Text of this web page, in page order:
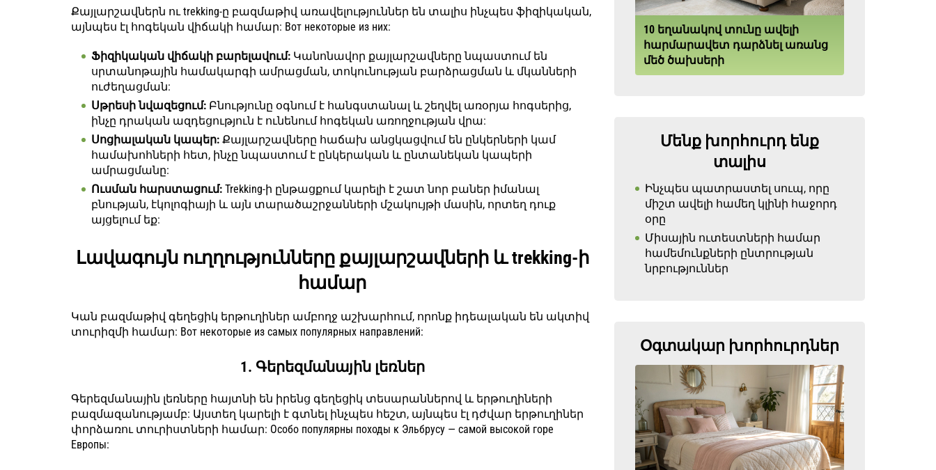
Քայլարշավներն ու trekking-ը բազմաթիվ առավելություններ են տալիս ինչպես ֆիզիկական,
այնպես էլ հոգեկան վիճակի համար: Вот некоторые из них:
Ֆիզիկական վիճակի բարելավում: Կանոնավոր քայլարշավները նպաստում են
սրտանոթային համակարգի ամրացման, տոկունության բարձրացման և մկանների
ուժեղացման:
Սթրեսի նվազեցում: Բնությունը օգնում է հանգստանալ և շեղվել առօրյա հոգսերից,
ինչը դրական ազդեցություն է ունենում հոգեկան առողջության վրա:
Սոցիալական կապեր: Քայլարշավները հաճախ անցկացվում են ընկերների կամ
համախոհների հետ, ինչը նպաստում է ընկերական և ընտանեկան կապերի
ամրացմանը:
Ուսման հարստացում: Trekking-ի ընթացքում կարելի է շատ նոր բաներ իմանալ
բնության, էկոլոգիայի և այն տարածաշրջանների մշակույթի մասին, որտեղ դուք
այցելում եք:
Լավագույն ուղղությունները քայլարշավների և trekking-ի
համար
Կան բազմաթիվ գեղեցիկ երթուղիներ ամբողջ աշխարհում, որոնք իդեալական են ակտիվ
տուրիզմի համար: Вот некоторые из самых популярных направлений:
1. Գերեզմանային լեռներ
Գերեզմանային լեռները հայտնի են իրենց գեղեցիկ տեսարաններով և երթուղիների
բազմազանությամբ: Այստեղ կարելի է գտնել ինչպես հեշտ, այնպես էլ դժվար երթուղիներ
փորձառու տուրիստների համար: Особо популярны походы к Эльбрусу — самой высокой горе
Европы:
10 եղանակով տունը ավելի
հարմարավետ դարձնել առանց
մեծ ծախսերի
Մենք խորհուրդ ենք
տալիս
Ինչպես պատրաստել սուպ, որը
միշտ ավելի համեղ կլինի հաջորդ
օրը
Միսային ուտեստների համար
համեմունքների ընտրության
նրբություններ
Օգտակար խորհուրդներ